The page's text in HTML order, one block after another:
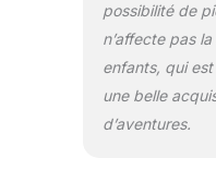
possibilité de
n’affecte pas
enfants, qui
une belle
d’aventures.